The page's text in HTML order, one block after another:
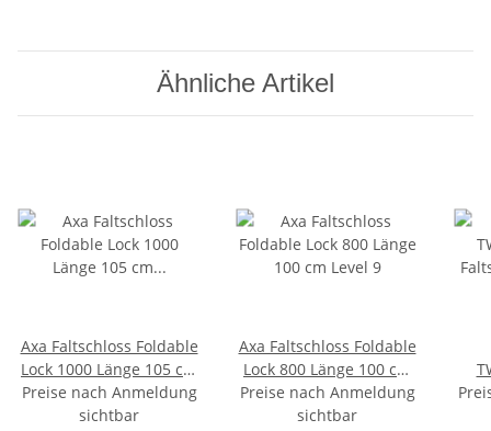
Ähnliche Artikel
Axa Faltschloss Foldable
Lock 1000 Länge 105 cm
Level 11
Preise nach Anmeldung
sichtbar
Axa Faltschloss Foldable
Lock 800 Länge 100 cm
Level 9
Preise nach Anmeldung
sichtbar